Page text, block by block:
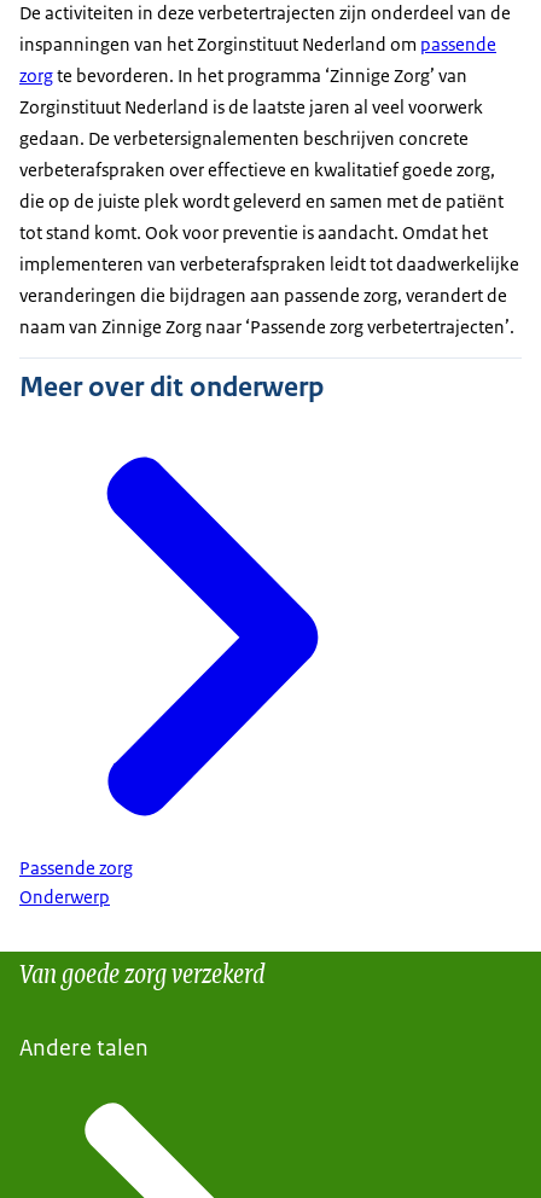
De activiteiten in deze verbetertrajecten zijn onderdeel van de
inspanningen van het Zorginstituut Nederland om passende
zorgte bevorderen. In het programma ‘Zinnige Zorg’ van
Zorginstituut Nederland is de laatste jaren al veel voorwerk
gedaan. De verbetersignalementen beschrijven concrete
verbeterafspraken over effectieve en kwalitatief goede zorg,
die op de juiste plek wordt geleverd en samen met de patiënt
tot stand komt. Ook voor preventie is aandacht. Omdat het
implementeren van verbeterafspraken leidt tot daadwerkelijke
veranderingen die bijdragen aan passende zorg, verandert de
naam van Zinnige Zorg naar ‘Passende zorg verbetertrajecten’.
Meer over dit onderwerp
Passende zorg
Onderwerp
Van goede zorg verzekerd
Andere talen